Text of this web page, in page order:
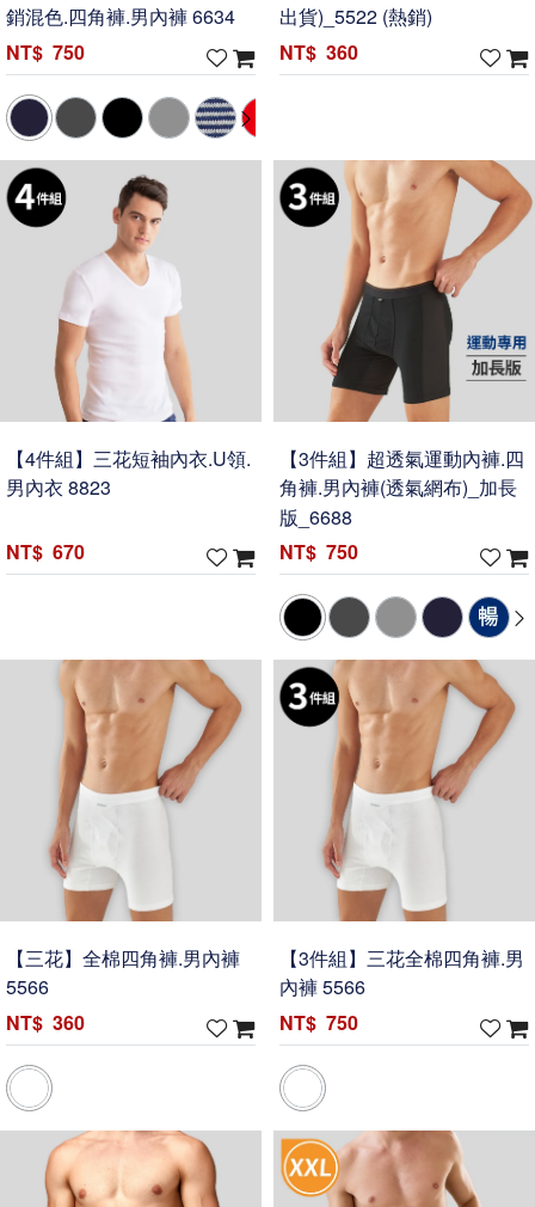
銷混色.四角褲.男內褲 6634
750
出貨)_5522 (熱銷)
360
【4件組】三花短袖內衣.U領.
男內衣 8823
670
【3件組】超透氣運動內褲.四
角褲.男內褲(透氣網布)_加長
版_6688
750
【三花】全棉四角褲.男內褲
5566
360
【3件組】三花全棉四角褲.男
內褲 5566
750